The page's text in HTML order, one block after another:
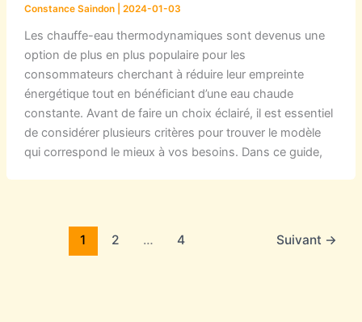
Constance Saindon 2024-01-03
Les chauffe-eau thermodynamiques sont devenus une
option de plus en plus populaire pour les
consommateurs cherchant à réduire leur empreinte
énergétique tout en bénéficiant d’une eau chaude
constante. Avant de faire un choix éclairé, il est essentiel
de considérer plusieurs critères pour trouver le modèle
qui correspond le mieux à vos besoins. Dans ce guide,
1 2 … 4 Suivant →